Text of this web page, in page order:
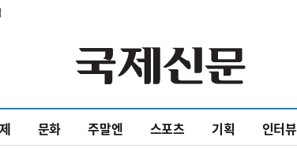
문화 주말엔 스포츠 기획 인터뷰